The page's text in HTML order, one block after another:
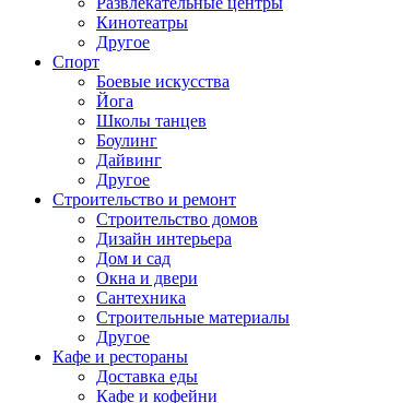
Кинотеатры
Другое
Спорт
Боевые искусства
Йога
Школы танцев
Боулинг
Дайвинг
Другое
Строительство и ремонт
Строительство домов
Дизайн интерьера
Дом и сад
Окна и двери
Сантехника
Строительные материалы
Другое
Кафе и рестораны
Доставка еды
Кафе и кофейни